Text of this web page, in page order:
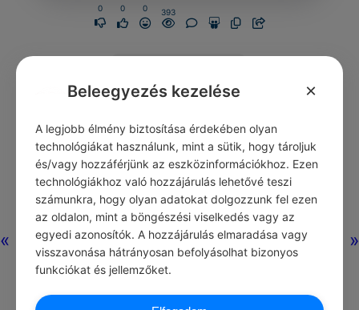
« »
0 0 0 393
Beleegyezés kezelése ×
A legjobb élmény biztosítása érdekében olyan
technológiákat használunk, mint a sütik, hogy tároljuk
és/vagy hozzáférjünk az eszközinformációkhoz. Ezen
technológiákhoz való hozzájárulás lehetővé teszi
számunkra, hogy olyan adatokat dolgozzunk fel ezen
az oldalon, mint a böngészési viselkedés vagy az
egyedi azonosítók. A hozzájárulás elmaradása vagy
visszavonása hátrányosan befolyásolhat bizonyos
funkciókat és jellemzőket.